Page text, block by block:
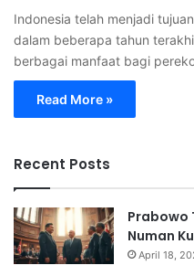
Indonesia telah menjadi
dalam beberapa tahun
berbagai manfaat bagi
Read More »
Recent Posts
Prabowo
Numan
April 18,